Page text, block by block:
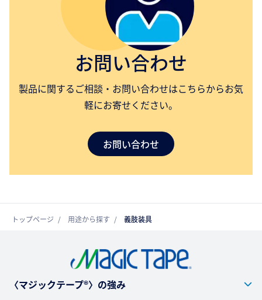
お問い合わせ
製品に関するご相談・お問い合わせはこちらからお気
軽にお寄せください。
お問い合わせ
トップページ 用途から探す 義肢装具
〈マジックテープ®〉の強み